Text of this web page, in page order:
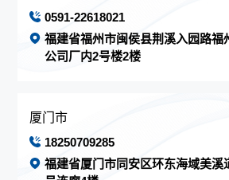
0591-22618021
福建省福州市闽侯县荆溪入园路福
公司厂内2号楼2楼
厦门市
18250709285
福建省厦门市同安区环东海域美溪